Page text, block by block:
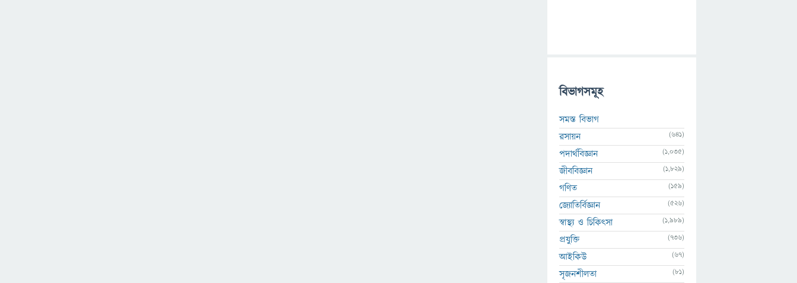
বিভাগসমূহ
সমস্ত বিভাগ
রসায়ন
(641)
পদার্থবিজ্ঞান (1,035)
জীববিজ্ঞান (1,829)
গণিত (159)
জ্যোতির্বিজ্ঞান (526)
স্বাস্থ্য ও চিকিৎসা (1,989)
প্রযুক্তি (736)
আইকিউ (67)
সৃজনশীলতা (81)